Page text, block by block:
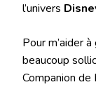
l’univers
Pour m’aider
beaucoup
Companion de